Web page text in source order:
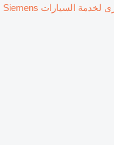
معدات أخرى لخدمة السيارات Siemens